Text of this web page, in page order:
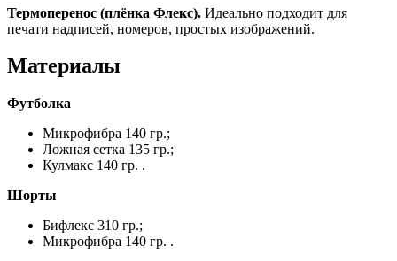
Термоперенос (плёнка Флекс). Идеально подходит для
печати надписей, номеров, простых изображений.
Материалы
Футболка
Микрофибра 140 гр.;
Ложная сетка 135 гр.;
Кулмакс 140 гр. .
Шорты
Бифлекс 310 гр.;
Микрофибра 140 гр. .